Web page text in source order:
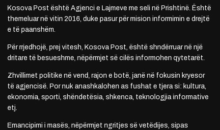
Kosova Post është Agjenci e Lajmeve me seli në Prishtinë. Është
themeluar në vitin 2016, duke pasur për mision informimin e drejtë
e të paanshëm.
Për rrjedhojë, prej vitesh, Kosova Post, është shndërruar në një
dritare të besueshme, nëpërmjet së cilës informohen qytetarët.
Zhvillimet politike në vend, rajon e botë, janë në fokusin kryesor
të agjencisë. Por nuk anashkalohen as fushat e tjera si: kultura,
ekonomia, sporti, shëndetësia, shkenca, teknologjia informative
etj.
Emancipimi i masës, nëpërmjet ngritjes së vetëdijes, sipas